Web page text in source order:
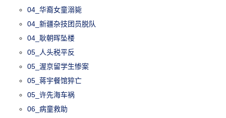
04_华裔女童溺毙
04_新疆杂技团员脱队
04_耿朝晖坠楼
05_人头税平反
05_渥京留学生惨案
05_蒋宇餐馆猝亡
05_许先海车祸
06_病童救助